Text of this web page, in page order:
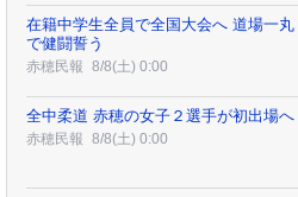
在籍中学生全員で全国大会へ 道場一丸
で健闘誓う
赤穂民報 8/8(土) 0:00
全中柔道 赤穂の女子２選手が初出場へ
赤穂民報 8/8(土) 0:00